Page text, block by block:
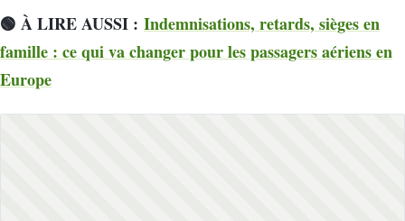
🟢 À LIRE AUSSI : Indemnisations, retards, sièges en
famille : ce qui va changer pour les passagers aériens en
Europe